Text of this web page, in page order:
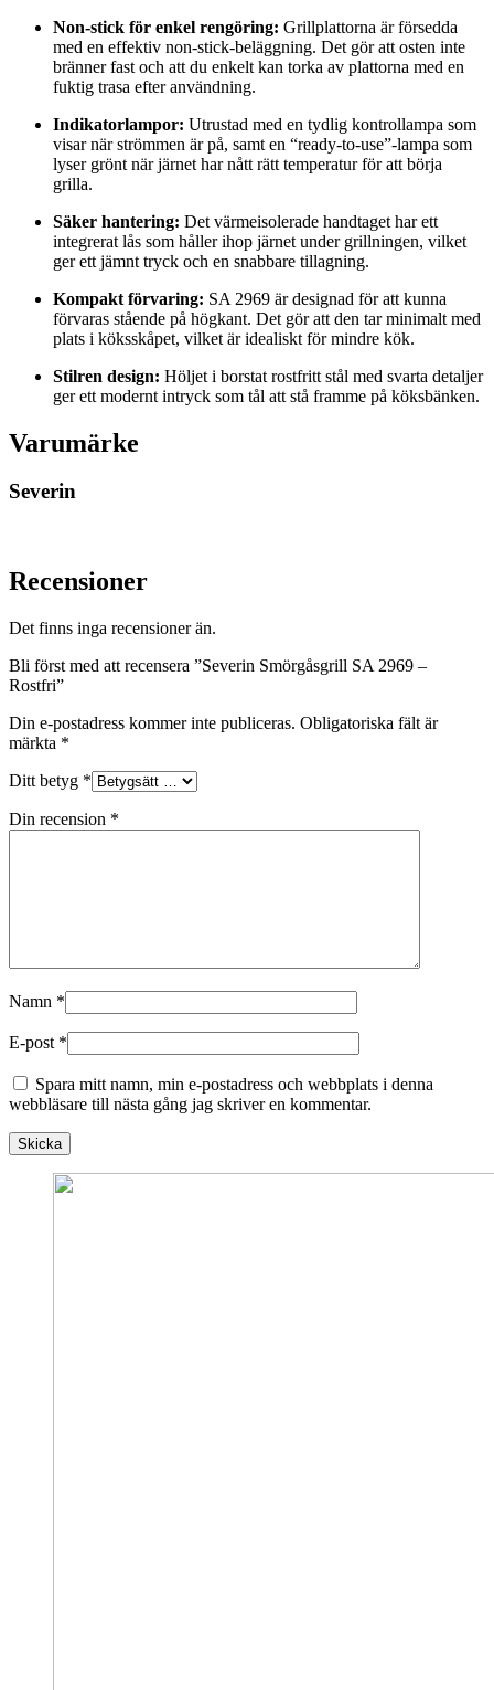
Non-stick för enkel rengöring: Grillplattorna är försedda
med en effektiv non-stick-beläggning. Det gör att osten inte
bränner fast och att du enkelt kan torka av plattorna med en
fuktig trasa efter användning.
Indikatorlampor: Utrustad med en tydlig kontrollampa som
visar när strömmen är på, samt en “ready-to-use”-lampa som
lyser grönt när järnet har nått rätt temperatur för att börja
grilla.
Säker hantering: Det värmeisolerade handtaget har ett
integrerat lås som håller ihop järnet under grillningen, vilket
ger ett jämnt tryck och en snabbare tillagning.
Kompakt förvaring: SA 2969 är designad för att kunna
förvaras stående på högkant. Det gör att den tar minimalt med
plats i köksskåpet, vilket är idealiskt för mindre kök.
Stilren design: Höljet i borstat rostfritt stål med svarta detaljer
ger ett modernt intryck som tål att stå framme på köksbänken.
Varumärke
Severin
Recensioner
Det finns inga recensioner än.
Bli först med att recensera ”Severin Smörgåsgrill SA 2969 –
Rostfri”
Din e-postadress kommer inte publiceras. Obligatoriska fält är
märkta *
Ditt betyg *
Din recension *
Namn *
E-post *
Spara mitt namn, min e-postadress och webbplats i denna
webbläsare till nästa gång jag skriver en kommentar.